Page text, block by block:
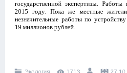
государственной экспертизы.
2015 году. Пока же местные
незначительные работы по
19 миллионов рублей.